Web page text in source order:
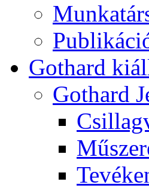
Got­hard
Got­hard